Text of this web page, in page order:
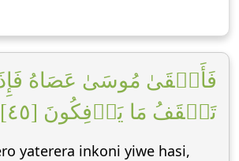
فَأَلۡقَىٰ مُوسَىٰ عَصَاهُ
تَلۡقَفُ مَا يَأۡفِكُونَ [٤٥]
yaterera inkoni yiwe hasi,